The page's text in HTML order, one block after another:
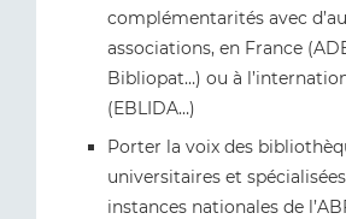
complémentarités avec
associations, en France
Bibliopat…) ou à
(EBLIDA…)
Porter la voix des
universitaires et
instances nationales de